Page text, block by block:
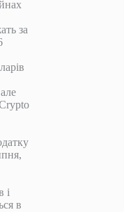
за
і
в